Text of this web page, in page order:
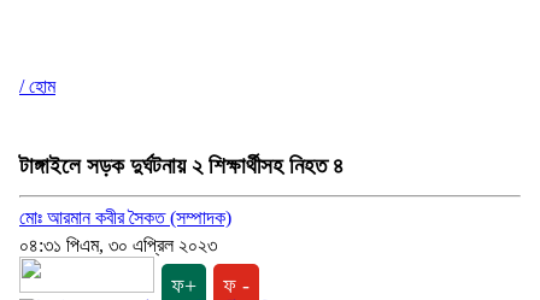
/ হোম
টাঙ্গাইলে সড়ক দুর্ঘটনায় ২ শিক্ষার্থীসহ নিহত ৪
মোঃ আরমান কবীর সৈকত (সম্পাদক)
০৪:৩১ পিএম, ৩০ এপ্রিল ২০২৩
ফ+ ফ -